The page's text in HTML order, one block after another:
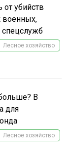
от убийств
военных,
спецслужб
Лесное хозяйство
В
для
Лесное хозяйство